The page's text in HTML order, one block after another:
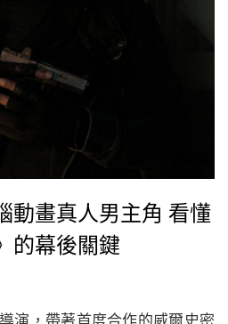
動畫真人男主角 看懂
的幕後關鍵